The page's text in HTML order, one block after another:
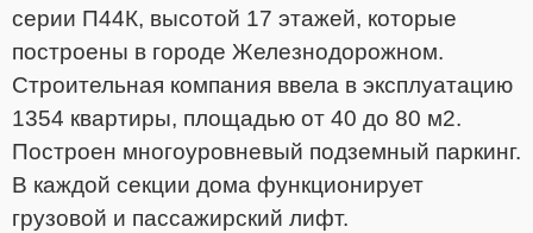
серии П44К, высотой 17 этажей, которые
построены в городе Железнодорожном.
Строительная компания ввела в эксплуатацию
1354 квартиры, площадью от 40 до 80 м2.
Построен многоуровневый подземный паркинг.
В каждой секции дома функционирует
грузовой и пассажирский лифт.